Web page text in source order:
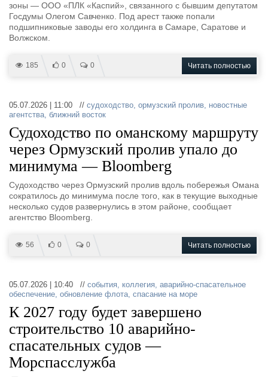
зоны — ООО «ПЛК «Каспий», связанного с бывшим депутатом
Госдумы Олегом Савченко. Под арест также попали
подшипниковые заводы его холдинга в Самаре, Саратове и
Волжском.
185 0 0 Читать полностью
05.07.2026 | 11:00 // судоходство, ормузский пролив, новостные
агентства, ближний восток
Судоходство по оманскому маршруту
через Ормузский пролив упало до
минимума — Bloomberg
Судоходство через Ормузский пролив вдоль побережья Омана
сократилось до минимума после того, как в текущие выходные
несколько судов развернулись в этом районе, сообщает
агентство Bloomberg.
56 0 0 Читать полностью
05.07.2026 | 10:40 // события, коллегия, аварийно-спасательное
обеспечение, обновление флота, спасание на море
К 2027 году будет завершено
строительство 10 аварийно-
спасательных судов —
Морспасслужба